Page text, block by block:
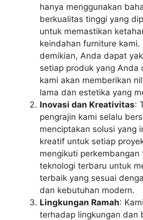
hanya menggunakan
berkualitas tinggi yang
untuk memastikan
keindahan furniture kami.
demikian, Anda dapat
setiap produk yang Anda
kami akan memberikan
lama dan estetika yang
Inovasi dan Kreativitas:
pengrajin kami selalu
menciptakan solusi yang
kreatif untuk setiap
mengikuti
teknologi terbaru untuk
terbaik yang sesuai
dan kebutuhan modern.
Lingkungan Ramah:
terhadap lingkungan dan